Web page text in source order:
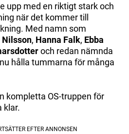
upp med en riktigt stark och
när det kommer till
Med namn som
Nilsson, Hanna Falk, Ebba
och redan nämnda
hålla tummarna för många
kompletta OS-truppen för
klar.